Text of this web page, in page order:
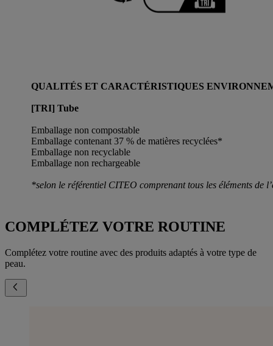
QUALITÉS ET CARACTÉRISTIQUES
[TRI] Tube
Emballage non compostable
Emballage contenant 37 % de matières recyclées*
Emballage non recyclable
Emballage non rechargeable
*selon le référentiel CITEO comprenant tous les éléments de
COMPLÉTEZ VOTRE ROUTINE
Complétez votre routine avec des produits adaptés à votre type de
peau.​